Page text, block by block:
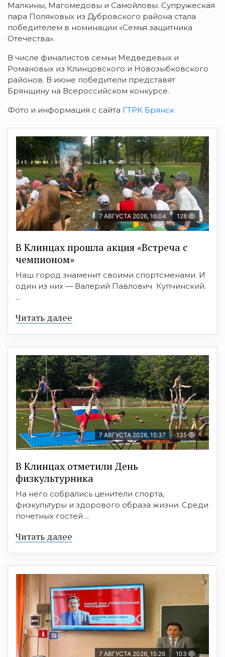
Малкины, Магомедовы и Самойловы. Супружеская
пара Поляковых из Дубровского района стала
победителем в номинации «Семья защитника
Отечества».
В числе финалистов семьи Медведевых и
Романовых из Клинцовского и Новозыбковского
районов. В июне победители представят
Брянщину на Всероссийском конкурсе.
Фото и информация с сайта ГТРК Брянск
7 АВГУСТА 2026, 16:04 128
В Клинцах прошла акция «Встреча с
чемпионом»
Наш город знаменит своими спортсменами. И
один из них — Валерий Павлович Купчинский.
...
Читать далее
7 АВГУСТА 2026, 15:37 135
В Клинцах отметили День
физкультурника
На него собрались ценители спорта,
физкультуры и здорового образа жизни. Среди
почетных гостей ...
Читать далее
7 АВГУСТА 2026, 15:26 103